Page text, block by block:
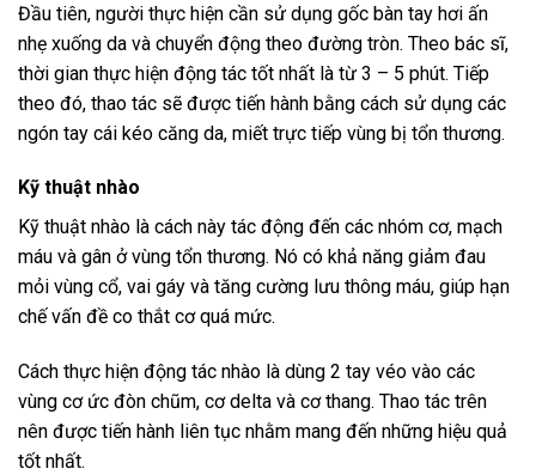
Đầu tiên, người thực hiện cần sử dụng gốc bàn tay hơi ấn
nhẹ xuống da và chuyển động theo đường tròn. Theo bác sĩ,
thời gian thực hiện động tác tốt nhất là từ 3 – 5 phút. Tiếp
theo đó, thao tác sẽ được tiến hành bằng cách sử dụng các
ngón tay cái kéo căng da, miết trực tiếp vùng bị tổn thương.
Kỹ thuật nhào
Kỹ thuật nhào là cách này tác động đến các nhóm cơ, mạch
máu và gân ở vùng tổn thương. Nó có khả năng giảm đau
mỏi vùng cổ, vai gáy và tăng cường lưu thông máu, giúp hạn
chế vấn đề co thắt cơ quá mức.
Cách thực hiện động tác nhào là dùng 2 tay véo vào các
vùng cơ ức đòn chũm, cơ delta và cơ thang. Thao tác trên
nên được tiến hành liên tục nhằm mang đến những hiệu quả
tốt nhất.